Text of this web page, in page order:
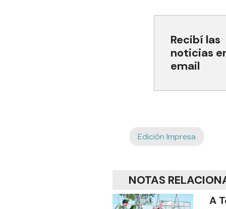
Recibí las
noticias
email
Edición Impresa
NOTAS
A